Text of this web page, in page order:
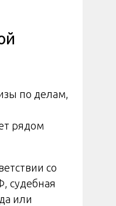
по делам,
рядом
со
судебная
или